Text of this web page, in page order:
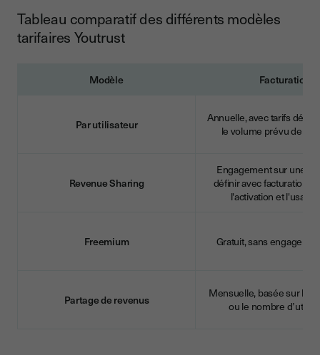
Tableau comparatif des différents modèles
tarifaires Youtrust
Modèle Facturation
Par utilisateur
Annuelle, avec tarifs
le volume prévu de
Revenue Sharing
Engagement sur une
définir avec facturation
l'activation et l'usage
Freemium Gratuit, sans
Partage de revenus
Mensuelle, basée sur le
ou le nombre